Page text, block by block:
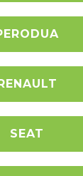
SEAT